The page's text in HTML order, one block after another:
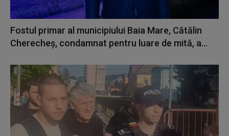
Fostul primar al municipiului Baia Mare, Cătălin
Cherecheş, condamnat pentru luare de mită, a...